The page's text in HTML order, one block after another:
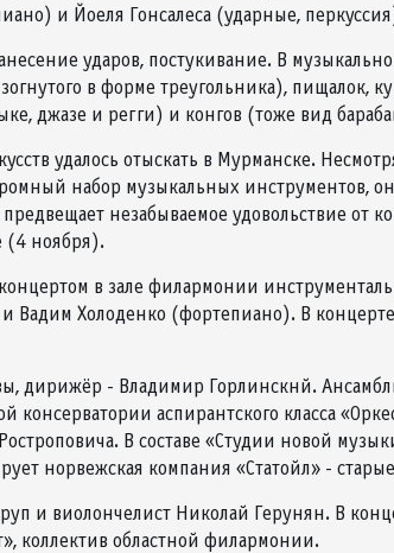
и Йоеля Гонсалеса (ударные,
ударов, постукивание. В
в форме треугольника),
джазе и регги) и конгов (тоже вид
удалось отыскать в Мурманске.
набор музыкальных инструментов,
незабываемое удовольствие
(4 ноября).
в зале филармонии
Холоденко (фортепиано). В
дирижёр - Владимир Горлинскнй.
аспирантского класса
В составе «Студии новой
норвежская компания «Статойл» -
и виолончелист Николай Герунян. В
коллектив областной филармонии.